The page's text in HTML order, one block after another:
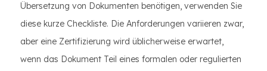
Übersetzung von Dokumenten benötigen, verwenden Sie
diese kurze Checkliste. Die Anforderungen variieren zwar,
aber eine Zertifizierung wird üblicherweise erwartet,
wenn das Dokument Teil eines formalen oder regulierten